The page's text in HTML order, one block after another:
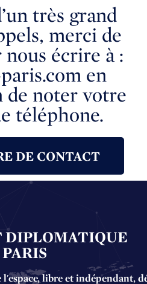
très grand
merci de
écrire à :
en
de noter votre
téléphone.
DE CONTACT
libre et indépendant,